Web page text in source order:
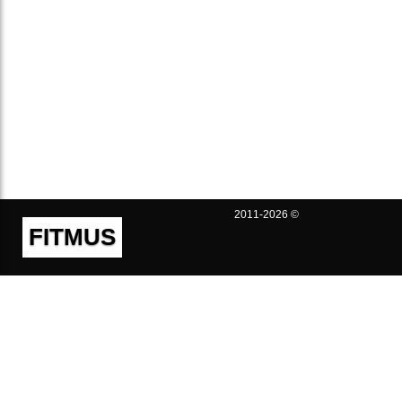
FITMUS
2011-2026 ©